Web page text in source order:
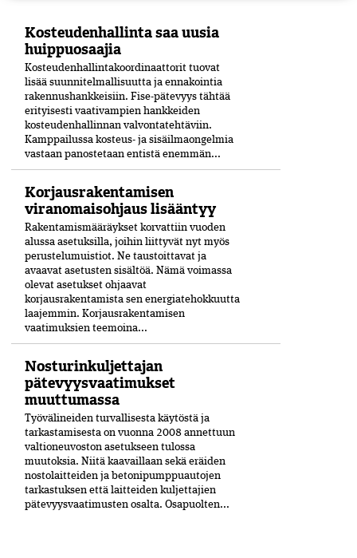
Kosteudenhallinta saa uusia
huippuosaajia
Kosteudenhallintakoordinaattorit tuovat
lisää suunnitelmallisuutta ja ennakointia
rakennushankkeisiin. Fise-pätevyys tähtää
erityisesti vaativampien hankkeiden
kosteudenhallinnan valvontatehtäviin.
Kamppailussa kosteus- ja sisäilmaongelmia
vastaan panostetaan entistä enemmän...
Korjausrakentamisen
viranomaisohjaus lisääntyy
Rakentamismääräykset korvattiin vuoden
alussa asetuksilla, joihin liittyvät nyt myös
perustelumuistiot. Ne taustoittavat ja
avaavat asetusten sisältöä. Nämä voimassa
olevat asetukset ohjaavat
korjausrakentamista sen energiatehokkuutta
laajemmin. Korjausrakentamisen
vaatimuksien teemoina...
Nosturinkuljettajan
pätevyysvaatimukset
muuttumassa
Työvälineiden turvallisesta käytöstä ja
tarkastamisesta on vuonna 2008 annettuun
valtioneuvoston asetukseen tulossa
muutoksia. Niitä kaavaillaan sekä eräiden
nostolaitteiden ja betonipumppuautojen
tarkastuksen että laitteiden kuljettajien
pätevyysvaatimusten osalta. Osapuolten...